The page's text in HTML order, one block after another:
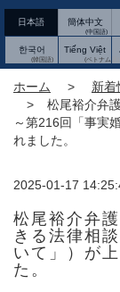
日本語 簡体中文
한국어 Tiếng Việt
ホーム 新着
松尾裕介弁
～第216回「事実
れました。
2025-01-17
松尾裕介弁
きる法律相
いて」）が
た。